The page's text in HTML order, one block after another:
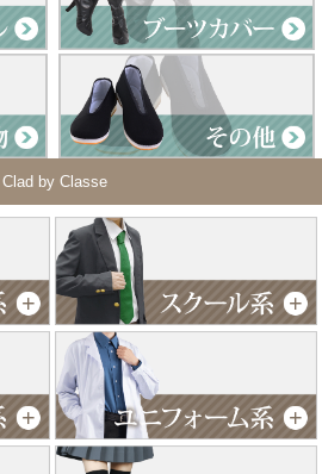
Clad by Classe